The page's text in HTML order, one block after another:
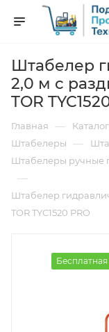
Штабелер
2,0 м с
TOR
Главная — Каталог
Штабелеры —
Штабелеры ручные
—
Штабелер
TOR TYC1520 PRO
Бесплатная